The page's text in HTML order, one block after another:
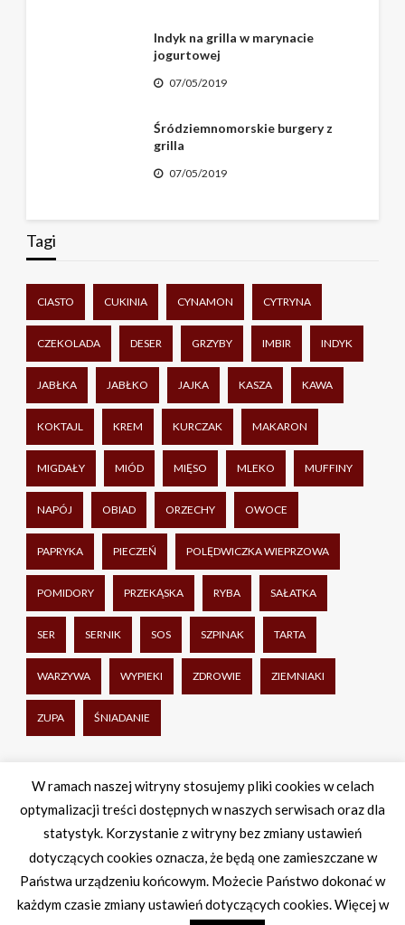
Indyk na grilla w marynacie
jogurtowej
07/05/2019
Śródziemnomorskie burgery z
grilla
07/05/2019
Tagi
CIASTO CUKINIA CYNAMON CYTRYNA
CZEKOLADA DESER GRZYBY IMBIR INDYK
JABŁKA JABŁKO JAJKA KASZA KAWA
KOKTAJL KREM KURCZAK MAKARON
MIGDAŁY MIÓD MIĘSO MLEKO MUFFINY
NAPÓJ OBIAD ORZECHY OWOCE
PAPRYKA PIECZEŃ POLĘDWICZKA WIEPRZOWA
POMIDORY PRZEKĄSKA RYBA SAŁATKA
SER SERNIK SOS SZPINAK TARTA
WARZYWA WYPIEKI ZDROWIE ZIEMNIAKI
ZUPA ŚNIADANIE
Facebook
TwitterWhatsApp
Share
W ramach naszej witryny stosujemy pliki cookies w celach
optymalizacji treści dostępnych w naszych serwisach oraz dla
statystyk. Korzystanie z witryny bez zmiany ustawień
dotyczących cookies oznacza, że będą one zamieszczane w
Państwa urządzeniu końcowym. Możecie Państwo dokonać w
każdym czasie zmiany ustawień dotyczących cookies. Więcej w